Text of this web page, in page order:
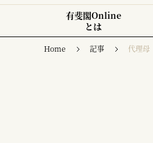
有斐閣Online
とは
Home 記事 代理母